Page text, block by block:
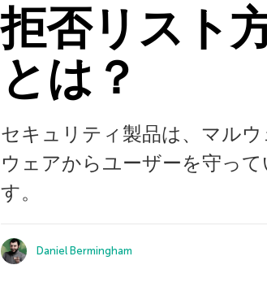
拒否リスト
とは？
セキュリティ製品は、マル
ウェアからユーザーを守っ
す。
Daniel Bermingham